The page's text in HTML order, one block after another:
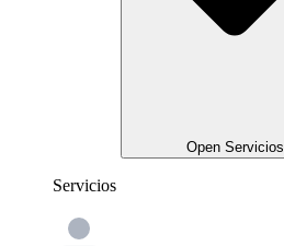
Open Servicios
Servicios